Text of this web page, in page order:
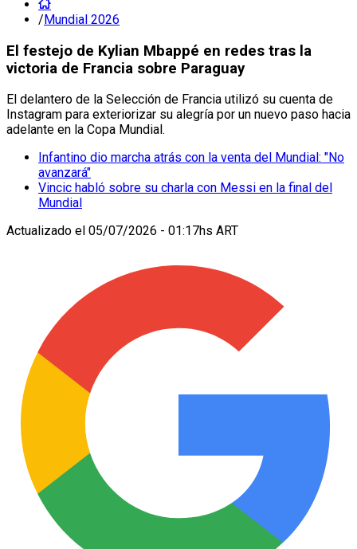
/Mundial 2026
El festejo de Kylian Mbappé en redes tras la
victoria de Francia sobre Paraguay
El delantero de la Selección de Francia utilizó su cuenta de
Instagram para exteriorizar su alegría por un nuevo paso hacia
adelante en la Copa Mundial.
Infantino dio marcha atrás con la venta del Mundial: "No
avanzará"
Vincic habló sobre su charla con Messi en la final del
Mundial
Actualizado el 05/07/2026 - 01:17hs ART